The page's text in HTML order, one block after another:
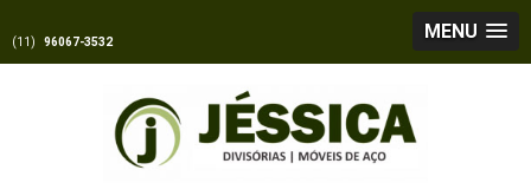
MENU
(11) 96067-3532